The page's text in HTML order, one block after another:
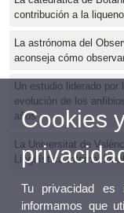
contribución a la
La astrónoma del
aconseja cómo
Un estudio liderado
evolución de los
años
La Universitat de
Lingüística Internacional
Cookies
Tu privacidad es
informamos que